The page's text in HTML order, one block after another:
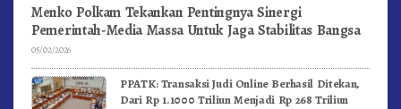
Menko Polkam Tekankan Pentingnya Sinergi
Pemerintah-Media Massa Untuk Jaga Stabilitas Bangsa
05/02/2026
PPATK: Transaksi Judi Online Berhasil Ditekan,
Dari Rp 1.1000 Triliun Menjadi Rp 268 Triliun